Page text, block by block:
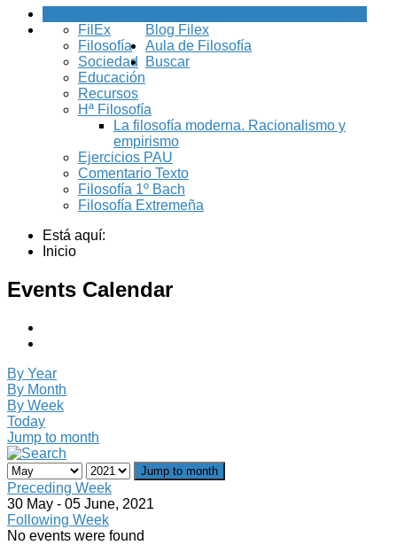
Blog Filex
FilEx
Filosofía
Sociedad
Educación
Recursos
Aula de Filosofía
Hª Filosofía
La filosofía moderna. Racionalismo y
empirismo
Ejercicios PAU
Comentario Texto
Filosofía 1º Bach
Filosofía Extremeña
Buscar
Está aquí:
Inicio
Events Calendar
By Year
By Month
By Week
Today
Jump to month
Jump to month
Preceding Week
30 May - 05 June, 2021
Following Week
No events were found